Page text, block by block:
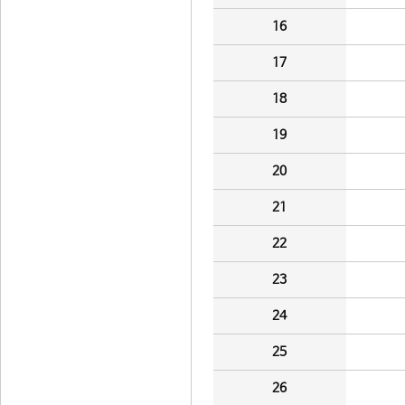
16
17
18
19
20
21
22
23
24
25
26